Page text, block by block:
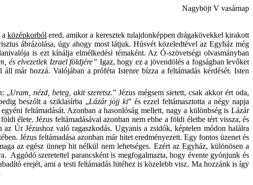
Nagyböjt V vasárnap
aközépkorból ered, amikor a keresztek tulajdonképpen drágakövekkel kirakott
ábrázolása, úgy ahogy most látjuk. Húsvét közeledtével az Egyház még
is ezt kínálja elmélkedési témaként. Az Ó-szövetségi olvasmányban
és elvezetlek Izrael földjére” Igaz, hogy ez a jövendölés a fogságban levőket
már hozzá. Valójában a próféta Istenre bízza a feltámadás kérdését. Isten
„Uram, nézd, beteg, akit szeretsz.” Jézus mégsem sietett, csak akkor ért oda,
beszólt a sziklasírba „Lázár jöjj ki” és ezzel feltámasztotta a négy napja
feltámadását. Azonban a hasonlóság mellett, nagy a különbség is Lázár
élete. Jézus feltámadásával azonban nem ebbe a földi életbe tért vissza, és
Úr Jézushoz való ragaszkodás. Ugyanis a zsidók, képtelen módon halálra
Jézus feltámadása azonban már hitet eredményezett. Egy fontos üzenet és
az egész ünnep hit nélkül nem lehetséges. Ezért az Egyház, különösen a
Aggódó szeretettel parancsként is megfogalmazta, hogy évente gyónjunk és
erejét, ami a testi feltámadás hitéhez is közelebb visz. Ma hozzánk is így